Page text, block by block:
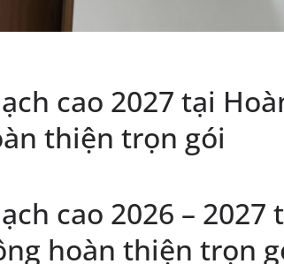
cao 2027 tại
thiện trọn gói
cao 2026 – 2027
hoàn thiện trọn